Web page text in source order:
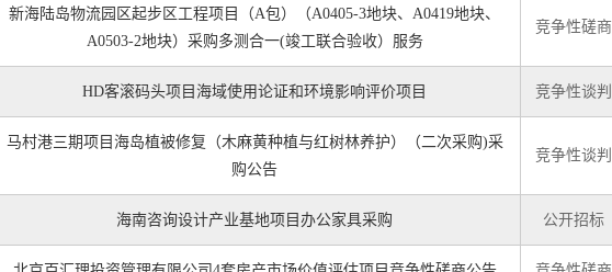
新海陆岛物流园区起步区工程项目（A包）（A0405-3地块、A0419地块、
A0503-2地块）采购多测合一(竣工联合验收）服务
竞争性磋商
HD客滚码头项目海域使用论证和环境影响评价项目 竞争性谈判
马村港三期项目海岛植被修复（木麻黄种植与红树林养护）（二次采购)采
购公告
竞争性谈判
海南咨询设计产业基地项目办公家具采购 公开招标